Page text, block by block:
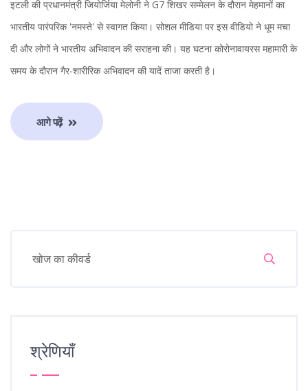
इटली की प्रधानमंत्री जियोर्जिया मेलोनी ने G7 शिखर सम्मेलन के दौरान मेहमानों का
भारतीय पारंपरिक 'नमस्ते' से स्वागत किया। सोशल मीडिया पर इस वीडियो ने धूम मचा
दी और लोगों ने भारतीय अभिवादन की सराहना की। यह घटना कोरोनावायरस महामारी के
समय के दौरान गैर-शारीरिक अभिवादन की यादें ताजा करती है।
आगे पढ़ें
श्रेणियाँ